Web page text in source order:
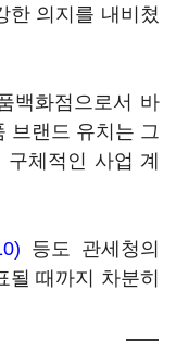
한 의지를 내비쳤
백화점으로서 바
브랜드 유치는 그
체적인 사업 계
등도 관세청의
때까지 차분히